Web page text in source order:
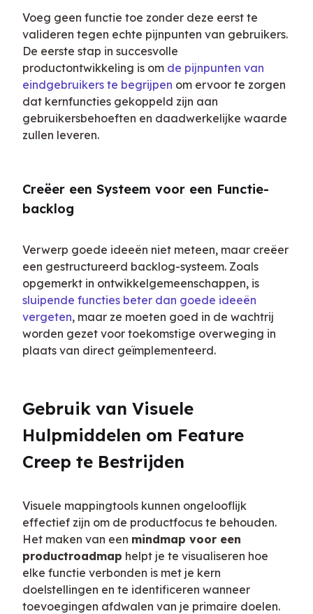
Voeg geen functie toe zonder deze eerst te
valideren tegen echte pijnpunten van gebruikers.
De eerste stap in succesvolle
productontwikkeling is om de pijnpunten van
eindgebruikers te begrijpen om ervoor te zorgen
dat kernfuncties gekoppeld zijn aan
gebruikersbehoeften en daadwerkelijke waarde
zullen leveren.
Creëer een Systeem voor een Functie-
backlog
Verwerp goede ideeën niet meteen, maar creëer
een gestructureerd backlog-systeem. Zoals
sluipende functies beter dan goede ideeën
vergeten, maar ze moeten goed in de wachtrij
worden gezet voor toekomstige overweging in
plaats van direct geïmplementeerd.
Gebruik van Visuele
Hulpmiddelen om Feature
Creep te Bestrijden
Visuele mappingtools kunnen ongelooflijk
effectief zijn om de productfocus te behouden.
Het maken van een mindmap voor een
productroadmap helpt je te visualiseren hoe
elke functie verbonden is met je kern
doelstellingen en te identificeren wanneer
toevoegingen afdwalen van je primaire doelen.